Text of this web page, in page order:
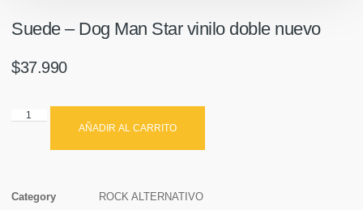
Suede ‎– Dog Man Star vinilo doble nuevo
$37.990
AÑADIR AL CARRITO
Category
ROCK ALTERNATIVO